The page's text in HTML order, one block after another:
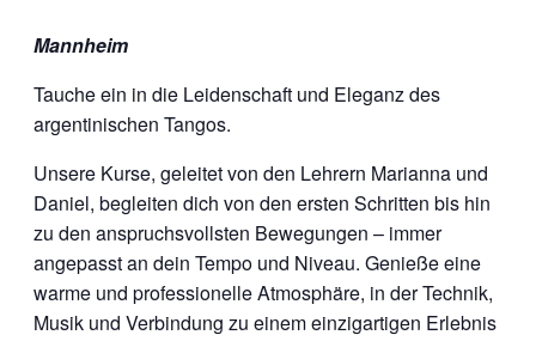
Mannheim
Tauche ein in die Leidenschaft und Eleganz des
argentinischen Tangos.
Unsere Kurse, geleitet von den Lehrern Marianna und
Daniel, begleiten dich von den ersten Schritten bis hin
zu den anspruchsvollsten Bewegungen – immer
angepasst an dein Tempo und Niveau. Genieße eine
warme und professionelle Atmosphäre, in der Technik,
Musik und Verbindung zu einem einzigartigen Erlebnis